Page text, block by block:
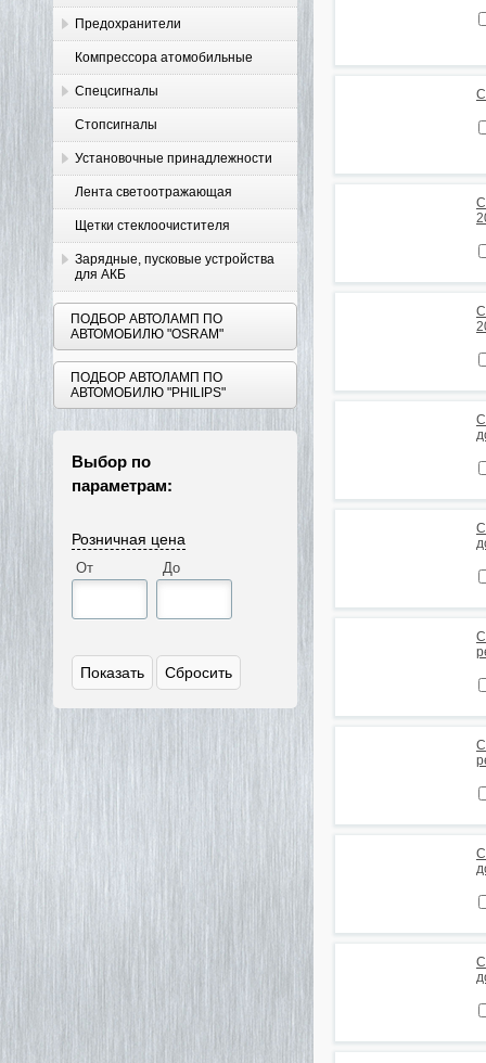
Предохранители
Компрессора атомобильные
Спецсигналы
Стопсигналы
Установочные принадлежности
Лента светоотражающая
Щетки стеклоочистителя
Зарядные, пусковые устройства
для АКБ
ПОДБОР АВТОЛАМП ПО
АВТОМОБИЛЮ "OSRAM"
ПОДБОР АВТОЛАМП ПО
АВТОМОБИЛЮ "PHILIPS"
Выбор по
параметрам:
Розничная цена
От До